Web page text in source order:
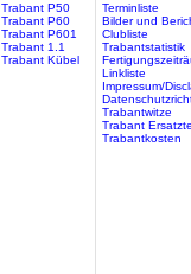
Trabant P50
Trabant P60
Trabant P601
Trabant 1.1
Trabant Kübel
Terminliste
Bilder und
Clubliste
Trabantstatistik
Linkliste
Impressum/
Trabantwitze
Trabant
Trabantkosten